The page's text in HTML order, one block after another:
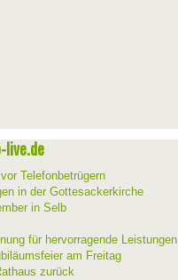
live.de
Telefonbetrügern
in der Gottesackerkirche
in Selb
für hervorragende Leistungen
am Freitag
zurück